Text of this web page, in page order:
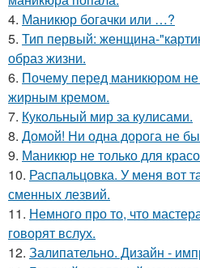
4. Маникюр богачки или …?
5. Тип первый: женщина-
образ жизни.
6. Почему перед маникюром не
жирным кремом.
7. Кукольный мир за кулисами.
8. Домой! Ни одна дорога не
9. Маникюр не только для
10. Распальцовка. У меня вот
сменных лезвий.
11. Немного про то, что
говорят вслух.
12. Залипательно. Дизайн -